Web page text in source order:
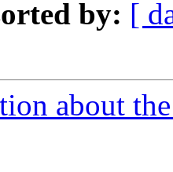
by: [
about